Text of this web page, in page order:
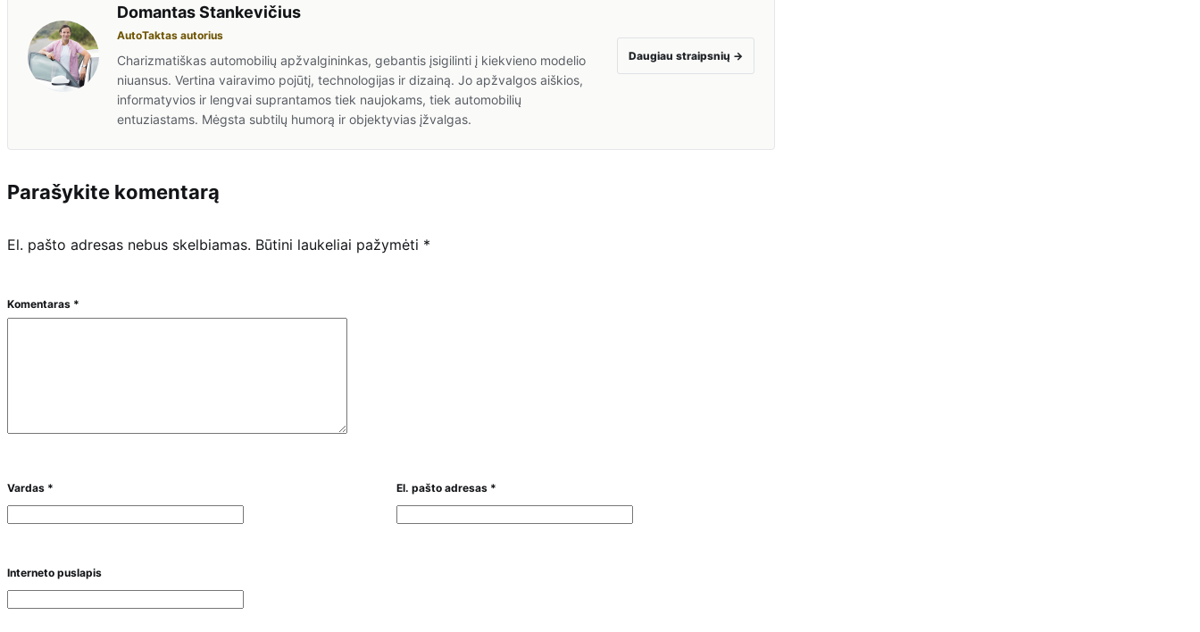
Domantas Stankevičius
AutoTaktas autorius
Charizmatiškas automobilių apžvalgininkas, gebantis įsigilinti į kiekvieno modelio
niuansus. Vertina vairavimo pojūtį, technologijas ir dizainą. Jo apžvalgos aiškios,
informatyvios ir lengvai suprantamos tiek naujokams, tiek automobilių
entuziastams. Mėgsta subtilų humorą ir objektyvias įžvalgas.
Daugiau straipsnių →
Parašykite komentarą
El. pašto adresas nebus skelbiamas. Būtini laukeliai pažymėti *
Komentaras *
Vardas * El. pašto adresas *
Interneto puslapis